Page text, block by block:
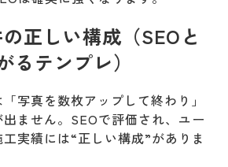
①：外構工事で地域1位を取
②：舗装工事の専門性をアピ
問い合わせが5倍に増えたB社
③：造成工事の実績更新で
ビジネスプロフィールの評価
正しい構成（SEOと
るテンプレ）
写真を数枚アップして終わり」
ません。SEOで評価され、ユー
実績には“正しい構成”がありま